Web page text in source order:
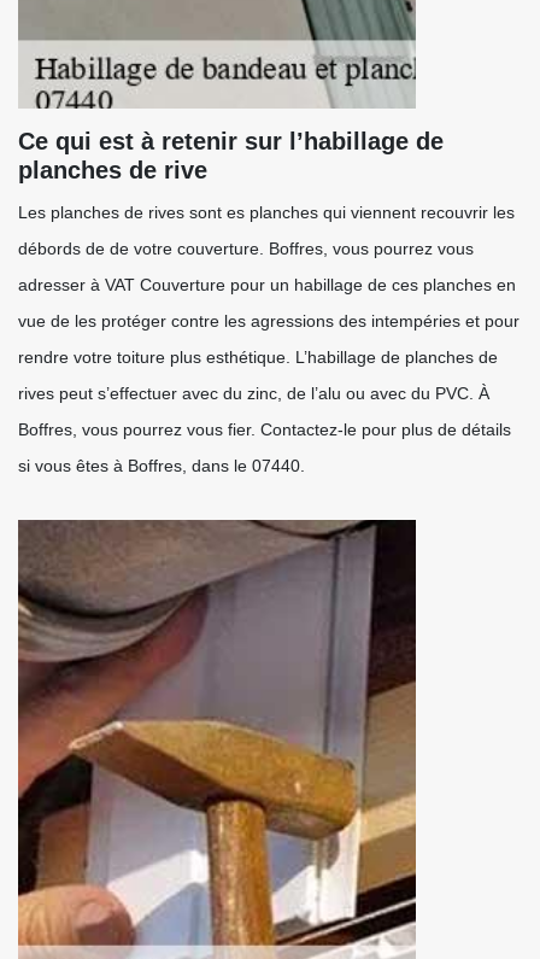
Ce qui est à retenir sur l’habillage de
planches de rive
Les planches de rives sont es planches qui viennent recouvrir les
débords de de votre couverture. Boffres, vous pourrez vous
adresser à VAT Couverture pour un habillage de ces planches en
vue de les protéger contre les agressions des intempéries et pour
rendre votre toiture plus esthétique. L’habillage de planches de
rives peut s’effectuer avec du zinc, de l’alu ou avec du PVC. À
Boffres, vous pourrez vous fier. Contactez-le pour plus de détails
si vous êtes à Boffres, dans le 07440.